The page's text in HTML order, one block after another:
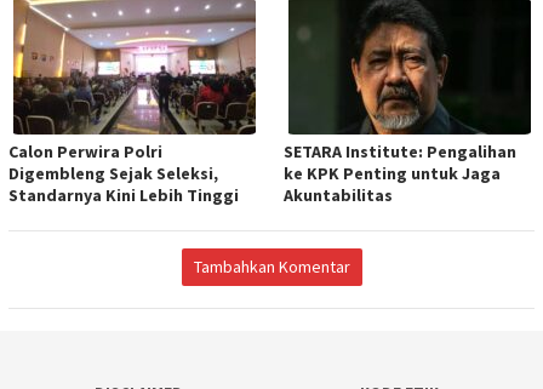
Calon Perwira Polri
Digembleng Sejak Seleksi,
Standarnya Kini Lebih Tinggi
SETARA Institute: Pengalihan
ke KPK Penting untuk Jaga
Akuntabilitas
Tambahkan Komentar